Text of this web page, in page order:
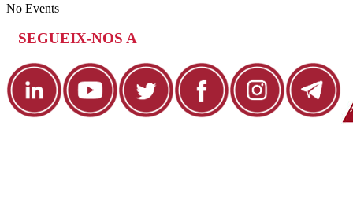
No Events
SEGUEIX-NOS A